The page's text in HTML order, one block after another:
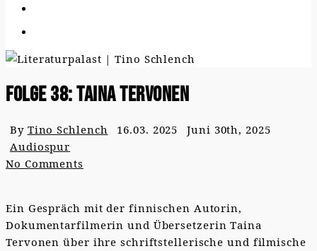
Folge 38: Taina Tervonen
By Tino Schlench 16.03. 2025
Juni 30th, 2025
Audiospur
No Comments
Ein Gespräch mit der finnischen Autorin,
Dokumentarfilmerin und Übersetzerin Taina
Tervonen über ihre schriftstellerische und filmische